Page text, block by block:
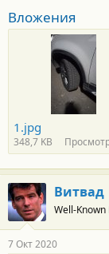
Вложения
1.jpg
348,7 KB
Витвад
Well-
7 Окт 2020